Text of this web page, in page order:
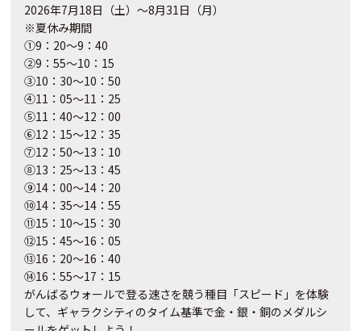
2026年7月18日（土）～8月31日（月）
※夏休み期間
①9：20～9：40
②9：55～10：15
③10：30～10：50
④11：05～11：25
⑤11：40～12：00
⑥12：15～12：35
⑦12：50～13：10
⑧13：25～13：45
⑨14：00～14：20
⑩14：35～14：55
⑪15：10～15：30
⑫15：45～16：05
⑬16：20～16：40
⑭16：55～17：15
がんばるウォールで登る速さを競う種目「スピード」を体験
して、ギャラクシティのタイム基準で金・銀・銅のメダルシ